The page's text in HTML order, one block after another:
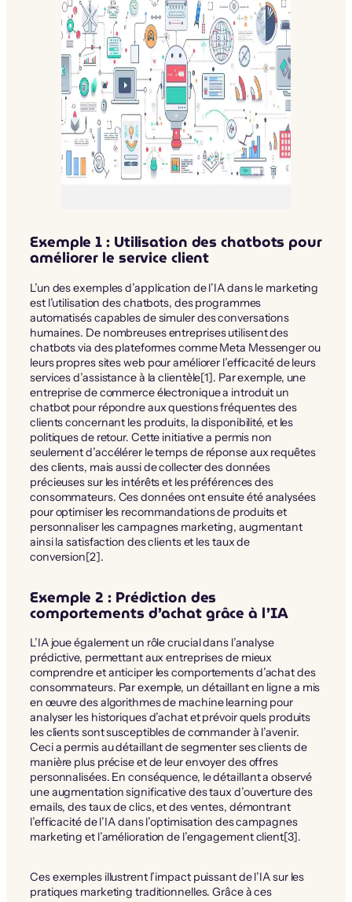
Exemple 1 : Utilisation des chatbots pour
améliorer le service client
L’un des exemples d’application de l’IA dans le marketing
est l’utilisation des chatbots, des programmes
automatisés capables de simuler des conversations
humaines. De nombreuses entreprises utilisent des
chatbots via des plateformes comme Meta Messenger ou
leurs propres sites web pour améliorer l’efficacité de leurs
services d’assistance à la clientèle[1]. Par exemple, une
entreprise de commerce électronique a introduit un
chatbot pour répondre aux questions fréquentes des
clients concernant les produits, la disponibilité, et les
politiques de retour. Cette initiative a permis non
seulement d’accélérer le temps de réponse aux requêtes
des clients, mais aussi de collecter des données
précieuses sur les intérêts et les préférences des
consommateurs. Ces données ont ensuite été analysées
pour optimiser les recommandations de produits et
personnaliser les campagnes marketing, augmentant
ainsi la satisfaction des clients et les taux de
conversion[2].
Exemple 2 : Prédiction des
comportements d’achat grâce à l’IA
L’IA joue également un rôle crucial dans l’analyse
prédictive, permettant aux entreprises de mieux
comprendre et anticiper les comportements d’achat des
consommateurs. Par exemple, un détaillant en ligne a mis
en œuvre des algorithmes de machine learning pour
analyser les historiques d’achat et prévoir quels produits
les clients sont susceptibles de commander à l’avenir.
Ceci a permis au détaillant de segmenter ses clients de
manière plus précise et de leur envoyer des offres
personnalisées. En conséquence, le détaillant a observé
une augmentation significative des taux d’ouverture des
emails, des taux de clics, et des ventes, démontrant
l’efficacité de l’IA dans l’optimisation des campagnes
marketing et l’amélioration de l’engagement client[3].
Ces exemples illustrent l’impact puissant de l’IA sur les
pratiques marketing traditionnelles. Grâce à ces